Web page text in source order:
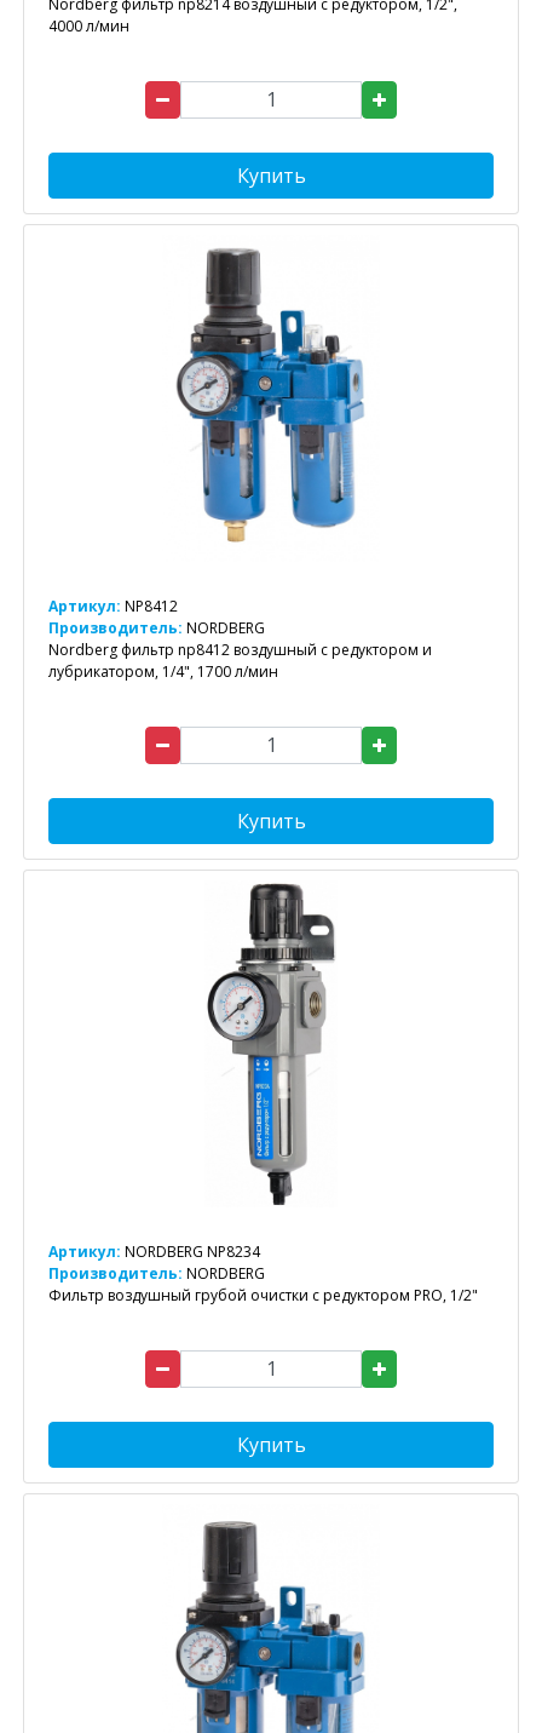
4000 л/мин
Купить
Артикул: NP8412
Производитель: NORDBERG
Nordberg фильтр np8412 воздушный с редуктором и
лубрикатором, 1/4", 1700 л/мин
Купить
Артикул: NORDBERG NP8234
Производитель: NORDBERG
Фильтр воздушный грубой очистки с редуктором PRO, 1/2"
Купить